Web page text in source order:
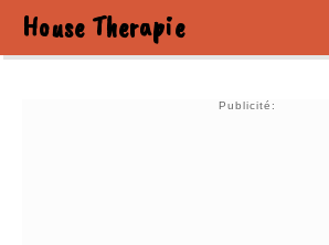
House Therapie
Publicité: